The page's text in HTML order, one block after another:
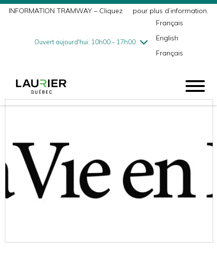
INFORMATION TRAMWAY – Cliquez pour plus d’information.
Ouvert aujourd'hui: 10h00 - 17h00
mercredi7/29
10h00 - 18h00
vendredi7/31
10h00 - 21h00
Français
English
Français